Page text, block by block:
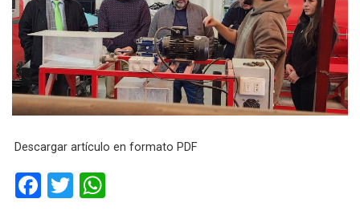
Descargar artículo en formato PDF
F
T